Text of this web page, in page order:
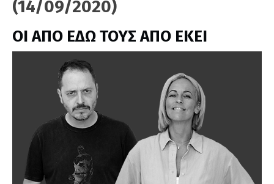
(14/09/2020)
ΟΙ ΑΠΟ ΕΔΩ ΤΟΥΣ ΑΠΟ ΕΚΕΙ